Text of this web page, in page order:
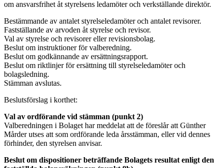
om ansvarsfrihet åt styrelsens ledamöter och verkställande direktör.
Bestämmande av antalet styrelseledamöter och antalet revisorer.
Fastställande av arvoden åt styrelse och revisor.
Val av styrelse och revisorer eller revisionsbolag.
Beslut om instruktioner för valberedning.
Beslut om godkännande av ersättningsrapport.
Beslut om riktlinjer för ersättning till styrelseledamöter och
bolagsledning.
Stämman avslutas.
Beslutsförslag i korthet:
Val av ordförande vid stämman (punkt 2)
Valberedningen i Bolaget har meddelat att de föreslår att Günther
Mårder utses att som ordförande leda årsstämman, eller vid dennes
förhinder, den styrelsen anvisar.
Beslut om dispositioner beträffande Bolagets resultat enligt den